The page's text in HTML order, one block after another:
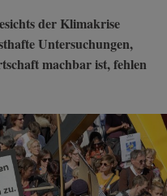
der Klimakrise
Untersuchungen,
machbar ist, fehlen